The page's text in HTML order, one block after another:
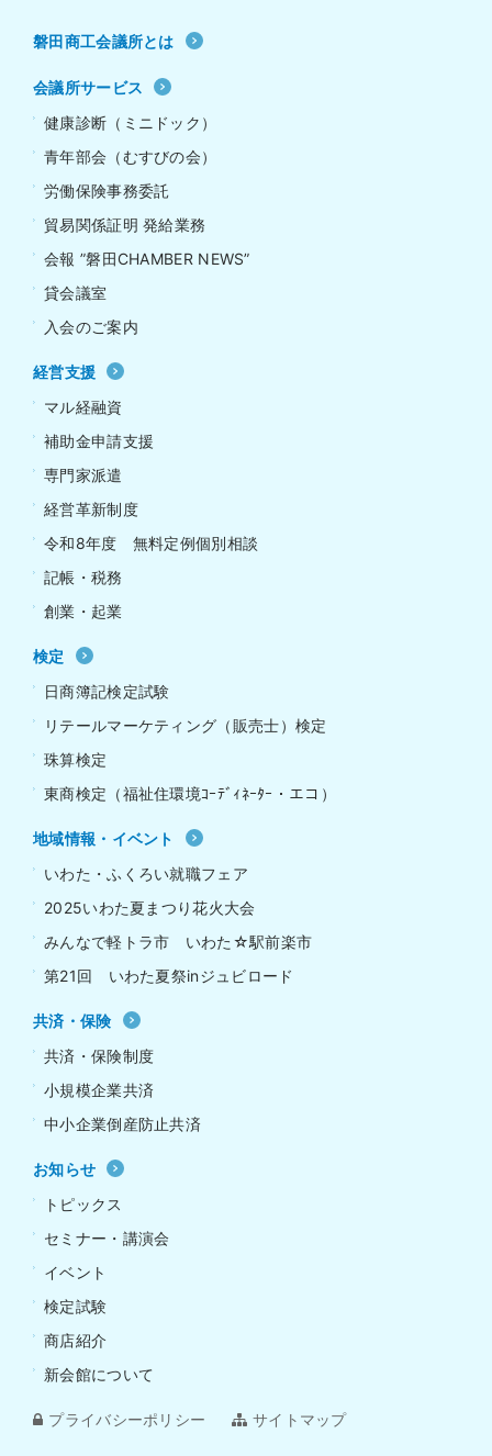
磐田商工会議所とは
会議所サービス
健康診断（ミニドック）
青年部会（むすびの会）
労働保険事務委託
貿易関係証明 発給業務
会報 ”磐田CHAMBER NEWS”
貸会議室
入会のご案内
経営支援
マル経融資
補助金申請支援
専門家派遣
経営革新制度
令和8年度 無料定例個別相談
記帳・税務
創業・起業
検定
日商簿記検定試験
リテールマーケティング（販売士）検定
珠算検定
東商検定（福祉住環境ｺｰﾃﾞｨﾈｰﾀｰ・エコ）
地域情報・イベント
いわた・ふくろい就職フェア
2025いわた夏まつり花火大会
みんなで軽トラ市 いわた☆駅前楽市
第21回 いわた夏祭inジュビロード
共済・保険
共済・保険制度
小規模企業共済
中小企業倒産防止共済
お知らせ
トピックス
セミナー・講演会
イベント
検定試験
商店紹介
新会館について
プライバシーポリシー サイトマップ